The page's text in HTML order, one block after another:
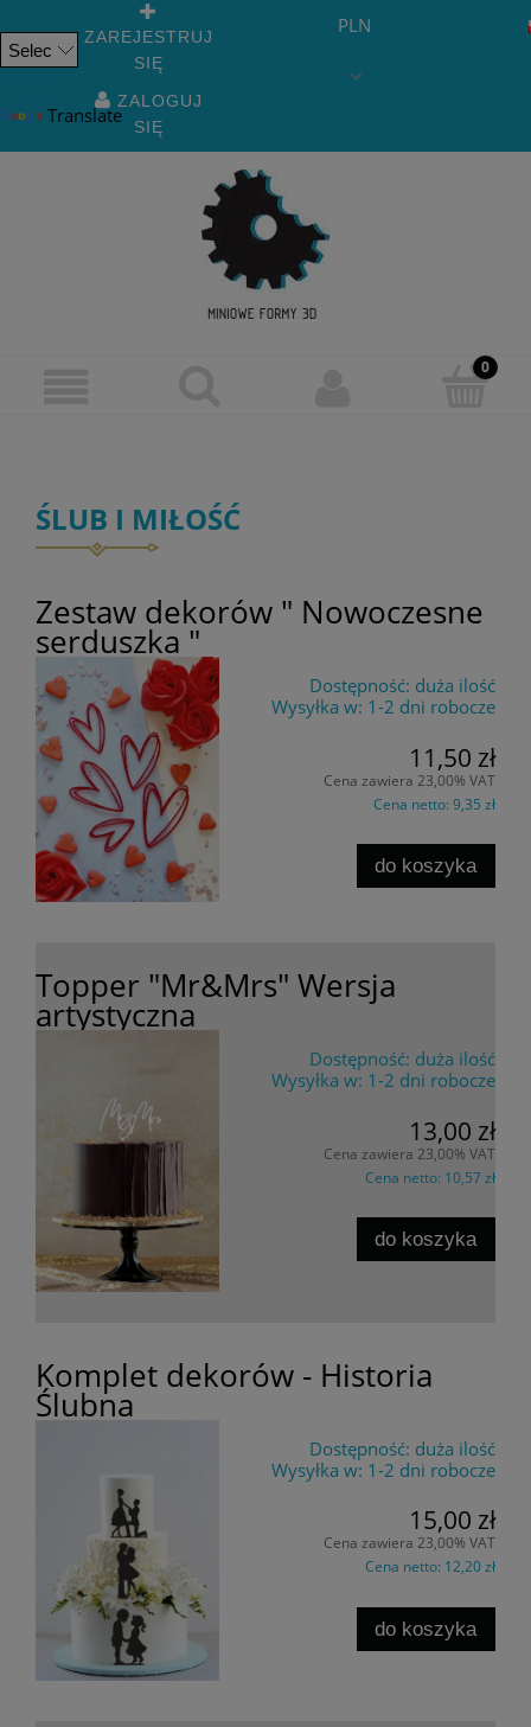
Translate
ZAREJESTRUJ
SIĘ
ZALOGUJ
SIĘ
PLN
ŚLUB I MIŁOŚĆ
Zestaw dekorów " Nowoczesne
serduszka "
Dostępność: duża ilość
Wysyłka w: 1-2 dni robocze
11,50 zł
Cena zawiera 23,00% VAT
Cena netto: 9,35 zł
do koszyka
Topper "Mr&Mrs" Wersja
artystyczna
Dostępność: duża ilość
Wysyłka w: 1-2 dni robocze
13,00 zł
Cena zawiera 23,00% VAT
Cena netto: 10,57 zł
do koszyka
Komplet dekorów - Historia
Ślubna
Dostępność: duża ilość
Wysyłka w: 1-2 dni robocze
15,00 zł
Cena zawiera 23,00% VAT
Cena netto: 12,20 zł
do koszyka